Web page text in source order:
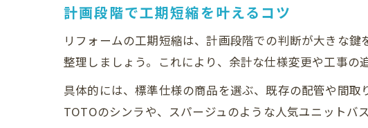
ユニ
計画段階で工期短縮を叶えるコツ
リフォームの工期短縮は、計画段階での判断が大きな
整理しましょう。これにより、余計な仕様変更や工事の
具体的には、標準仕様の商品を選ぶ、既存の配管や間
TOTOのシンラや、スパージュのような人気ユニットバ